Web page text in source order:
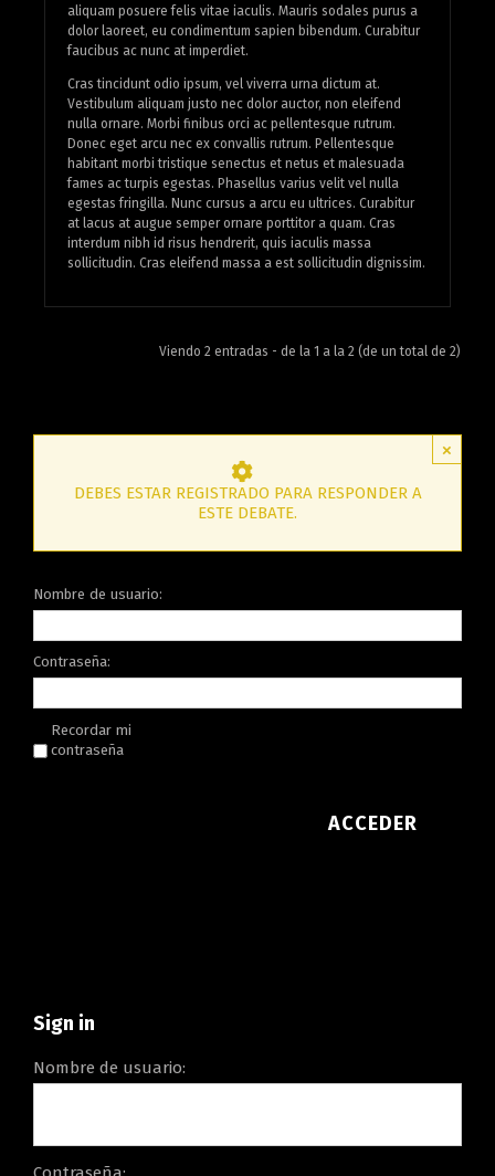
aliquam posuere felis vitae iaculis. Mauris sodales purus a
dolor laoreet, eu condimentum sapien bibendum. Curabitur
faucibus ac nunc at imperdiet.
Cras tincidunt odio ipsum, vel viverra urna dictum at.
Vestibulum aliquam justo nec dolor auctor, non eleifend
nulla ornare. Morbi finibus orci ac pellentesque rutrum.
Donec eget arcu nec ex convallis rutrum. Pellentesque
habitant morbi tristique senectus et netus et malesuada
fames ac turpis egestas. Phasellus varius velit vel nulla
egestas fringilla. Nunc cursus a arcu eu ultrices. Curabitur
at lacus at augue semper ornare porttitor a quam. Cras
interdum nibh id risus hendrerit, quis iaculis massa
sollicitudin. Cras eleifend massa a est sollicitudin dignissim.
Viendo 2 entradas - de la 1 a la 2 (de un total de 2)
×
DEBES ESTAR REGISTRADO PARA RESPONDER A
ESTE DEBATE.
Nombre de usuario:
Contraseña:
Recordar mi
contraseña
ACCEDER
Sign in
Nombre de usuario: